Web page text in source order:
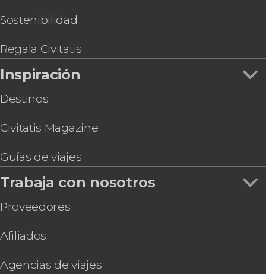
Autobús turístico de Toledo, Big Bus
Pulsera turística de Toledo
Cata de vinos en Toledo
Sostenibilidad
Regala Civitatis
Inspiración
Destinos
Civitatis Magazine
Guías de viajes
Trabaja con nosotros
Proveedores
Afiliados
Agencias de viajes